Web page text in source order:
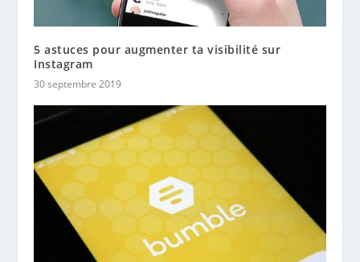
5 astuces pour augmenter ta visibilité sur
Instagram
30 septembre 2019